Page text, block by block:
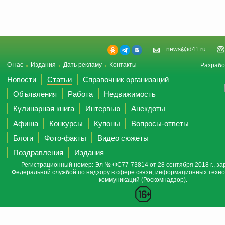
news@id41.ru
О нас Издания Дать рекламу Контакты
Новости Статьи
Справочник организаций
Объявления
Работа
Недвижимость
Кулинарная книга
Интервью
Анекдоты
Афиша
Конкурсы Купоны
Вопросы-ответы
Блоги
Фото-факты
Видео сюжеты
Поздравления
Издания
Регистрационный номер: Эл № ФС77-73814 от 28 сентября 2018 г.,
Федеральной службой по надзору в сфере связи, информационных
коммуникаций (Роскомнадзор).